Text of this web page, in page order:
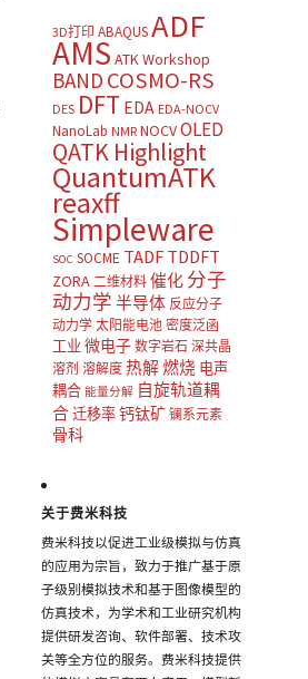
3D打印 ABAQUSADF
AMS ATK Workshop
BAND COSMO-RS
DES DFT EDA EDA-NOCV
NanoLab NMR NOCVOLED
QATK Highlight
QuantumATK
reaxff
Simpleware
SOC SOCME TADF TDDFT
ZORA 二维材料 催化 分子
动力学 半导体 反应分子
动力学 太阳能电池 密度泛函
工业 微电子 数字岩石 深共晶
溶剂 溶解度 热解燃烧 电声
耦合 能量分解 自旋轨道耦
合迁移率钙钛矿 镧系元素
骨科
关于费米科技
费米科技以促进工业级模拟与仿真
的应用为宗旨，致力于推广基于原
子级别模拟技术和基于图像模型的
仿真技术，为学术和工业研究机构
提供研发咨询、软件部署、技术攻
关等全方位的服务。费米科技提供